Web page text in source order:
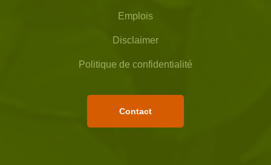
Emplois
Disclaimer
Politique de confidentialité
Contact